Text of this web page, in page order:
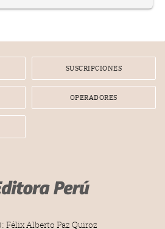
SUSCRIPCIONES
OPERADORES
Félix Alberto Paz Quiroz